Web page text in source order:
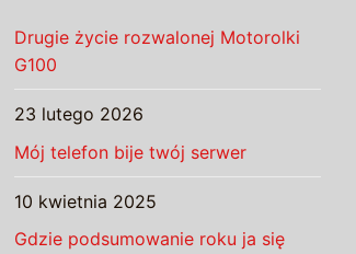
Drugie życie rozwalonej Motorolki
G100
23 lutego 2026
Mój telefon bije twój serwer
10 kwietnia 2025
Gdzie podsumowanie roku ja się